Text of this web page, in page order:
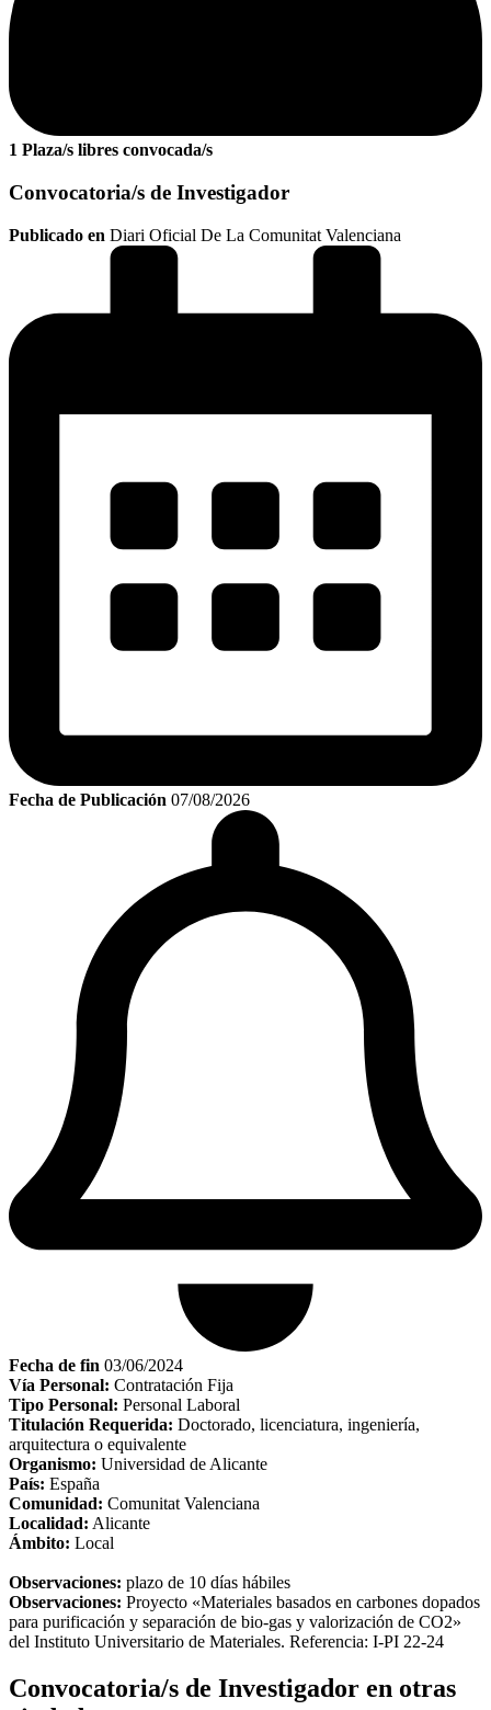
1 Plaza/s libres convocada/s
Convocatoria/s de Investigador
Publicado en Diari Oficial De La Comunitat Valenciana
Fecha de Publicación 07/08/2026
Fecha de fin 03/06/2024
Vía Personal: Contratación Fija
Tipo Personal: Personal Laboral
Titulación Requerida: Doctorado, licenciatura, ingeniería,
arquitectura o equivalente
Organismo: Universidad de Alicante
País: España
Comunidad: Comunitat Valenciana
Localidad: Alicante
Ámbito: Local
Observaciones: plazo de 10 días hábiles
Observaciones: Proyecto «Materiales basados en carbones dopados
para purificación y separación de bio-gas y valorización de CO2»
del Instituto Universitario de Materiales. Referencia: I-PI 22-24
Convocatoria/s de Investigador en otras